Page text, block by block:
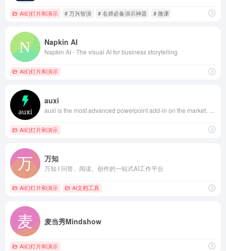
AI幻灯片和演示 # 万兴智演 # 名师必备演示神器 # 微课
Napkin AI
Napkin AI - The visual AI for business storytelling
AI幻灯片和演示
auxi
AI幻灯片和演示
万知
万知 I 问答、阅读、创作的一站式AI工作平台
AI幻灯片和演示 AI文档工具
麦当秀Mindshow
AI幻灯片和演示